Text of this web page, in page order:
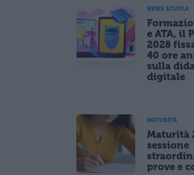
NEWS SCUOLA
e ATA, il
2028
40 ore
sulla
digitale
MATURITÀ
Maturità
sessione
prove e